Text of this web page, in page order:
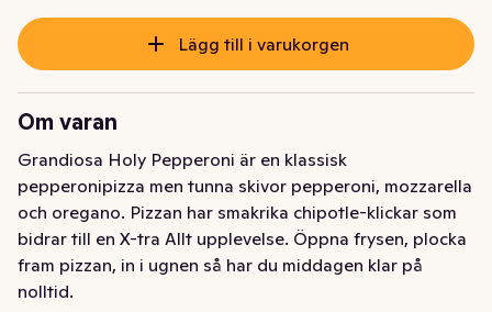
Lägg till i varukorgen
Om varan
Grandiosa Holy Pepperoni är en klassisk
pepperonipizza men tunna skivor pepperoni, mozzarella
och oregano. Pizzan har smakrika chipotle-klickar som
bidrar till en X-tra Allt upplevelse. Öppna frysen, plocka
fram pizzan, in i ugnen så har du middagen klar på
nolltid.